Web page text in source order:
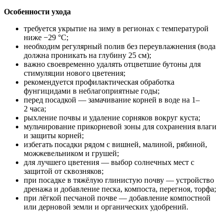
Особенности ухода
требуется укрытие на зиму в регионах с температурой
ниже −29 °C;
необходим регулярный полив без переувлажнения (вода
должна проникать на глубину 25 см);
важно своевременно удалять отцветшие бутоны для
стимуляции нового цветения;
рекомендуется профилактическая обработка
фунгицидами в неблагоприятные годы;
перед посадкой — замачивание корней в воде на 1–
2 часа;
рыхление почвы и удаление сорняков вокруг куста;
мульчирование прикорневой зоны для сохранения влаги
и защиты корней;
избегать посадки рядом с вишней, малиной, рябиной,
можжевельником и грушей;
для лучшего цветения — выбор солнечных мест с
защитой от сквозняков;
при посадке в тяжёлую глинистую почву — устройство
дренажа и добавление песка, компоста, перегноя, торфа;
при лёгкой песчаной почве — добавление компостной
или дерновой земли и органических удобрений.